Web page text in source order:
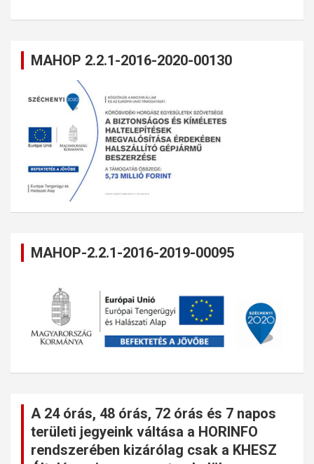
MAHOP 2.2.1-2016-2020-00130
MAHOP-2.2.1-2016-2019-00095
A 24 órás, 48 órás, 72 órás és 7 napos
területi jegyeink váltása a HORINFO
rendszerében kizárólag csak a KHESZ